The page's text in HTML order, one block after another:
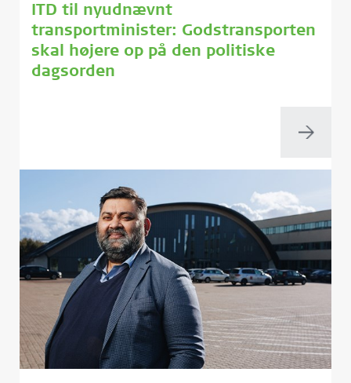
ITD til nyudnævnt
transportminister: Godstransporten
skal højere op på den politiske
dagsorden